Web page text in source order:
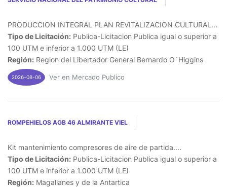
PRODUCCION INTEGRAL PLAN REVITALIZACION CULTURAL...
Tipo de Licitación: Publica-Licitacion Publica igual o superior a
100 UTM e inferior a 1.000 UTM (LE)
Región: Region del Libertador General Bernardo O´Higgins
2026-08-06 Ver en Mercado Publico
ROMPEHIELOS AGB 46 ALMIRANTE VIEL
Kit mantenimiento compresores de aire de partida....
Tipo de Licitación: Publica-Licitacion Publica igual o superior a
100 UTM e inferior a 1.000 UTM (LE)
Región: Magallanes y de la Antartica